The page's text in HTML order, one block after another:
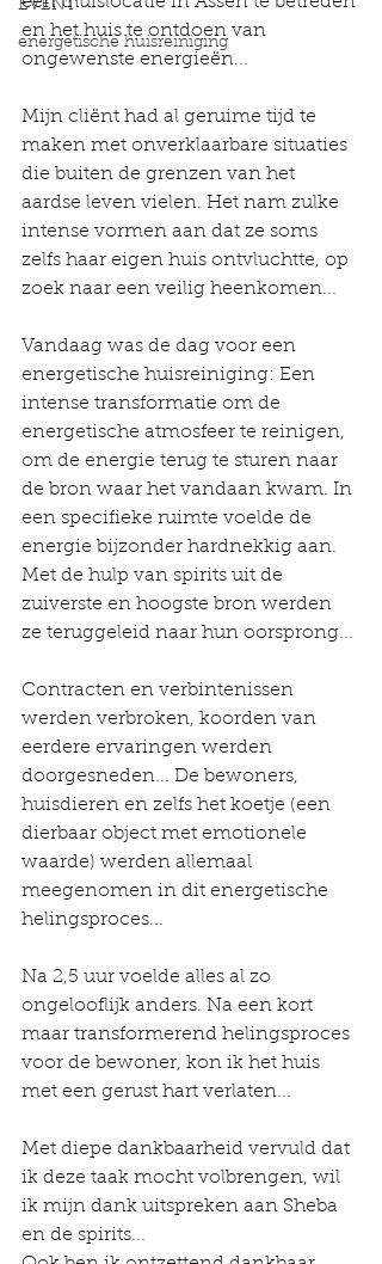
EVENT
energetische huisreiniging
en het huis te ontdoen van
ongewenste energieën...
Mijn cliënt had al geruime tijd te
maken met onverklaarbare situaties
die buiten de grenzen van het
aardse leven vielen. Het nam zulke
intense vormen aan dat ze soms
zelfs haar eigen huis ontvluchtte, op
zoek naar een veilig heenkomen...
Vandaag was de dag voor een
energetische huisreiniging: Een
intense transformatie om de
energetische atmosfeer te reinigen,
om de energie terug te sturen naar
de bron waar het vandaan kwam. In
een specifieke ruimte voelde de
energie bijzonder hardnekkig aan.
Met de hulp van spirits uit de
zuiverste en hoogste bron werden
ze teruggeleid naar hun oorsprong...
Contracten en verbintenissen
werden verbroken, koorden van
eerdere ervaringen werden
doorgesneden... De bewoners,
huisdieren en zelfs het koetje (een
dierbaar object met emotionele
waarde) werden allemaal
meegenomen in dit energetische
helingsproces...
Na 2,5 uur voelde alles al zo
ongelooflijk anders. Na een kort
maar transformerend helingsproces
voor de bewoner, kon ik het huis
met een gerust hart verlaten...
Met diepe dankbaarheid vervuld dat
ik deze taak mocht volbrengen, wil
ik mijn dank uitspreken aan Sheba
en de spirits...